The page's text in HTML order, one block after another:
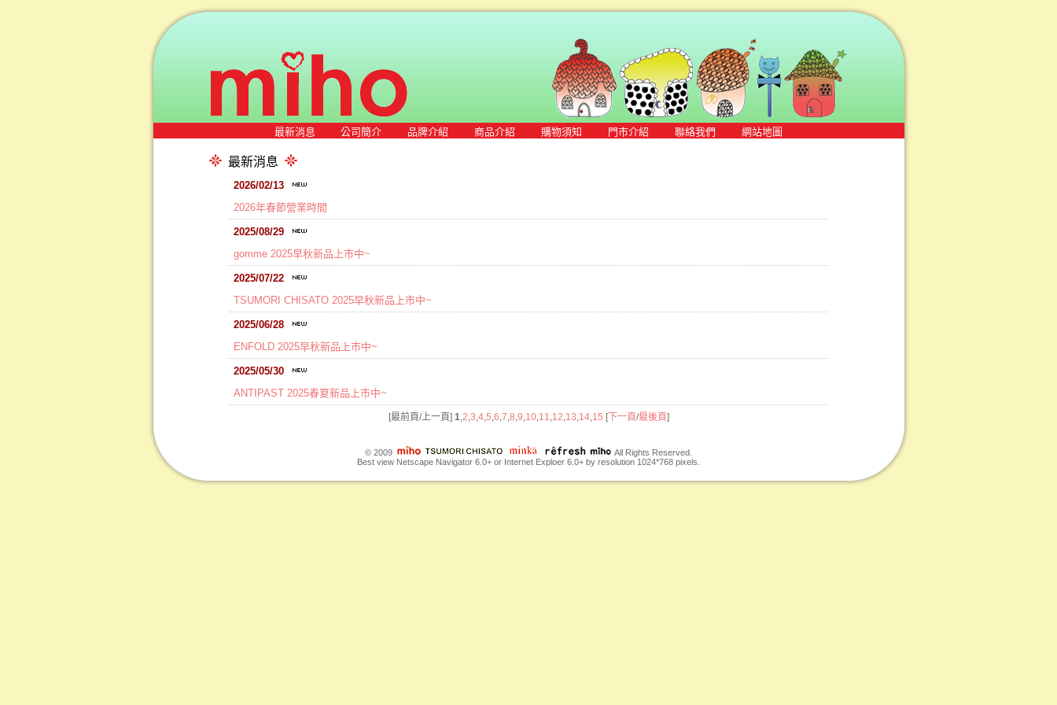
最新消息 公司簡介 品牌介紹 商品介紹 購物須知 門市介紹 聯絡我們 網站地圖
最新消息
2026/02/13
2026年春節營業時間
2025/08/29
gomme 2025早秋新品上市中~
2025/07/22
TSUMORI CHISATO 2025早秋新品上市中~
2025/06/28
ENFOLD 2025早秋新品上市中~
2025/05/30
ANTIPAST 2025春夏新品上市中~
[最前頁/上一頁] 1 2 3 4, 5 6 7 8 9 10, 11 12 13 14, 15 [下一頁/最後頁]
© 2009
All Rights Reserved.
Best view Netscape Navigator 6.0+ or Internet Exploer 6.0+ by resolution 1024*768 pixels.